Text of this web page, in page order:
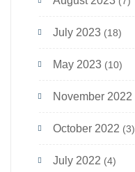
July 2023 (18)
May 2023 (10)
November 2022
October 2022 (3)
July 2022 (4)